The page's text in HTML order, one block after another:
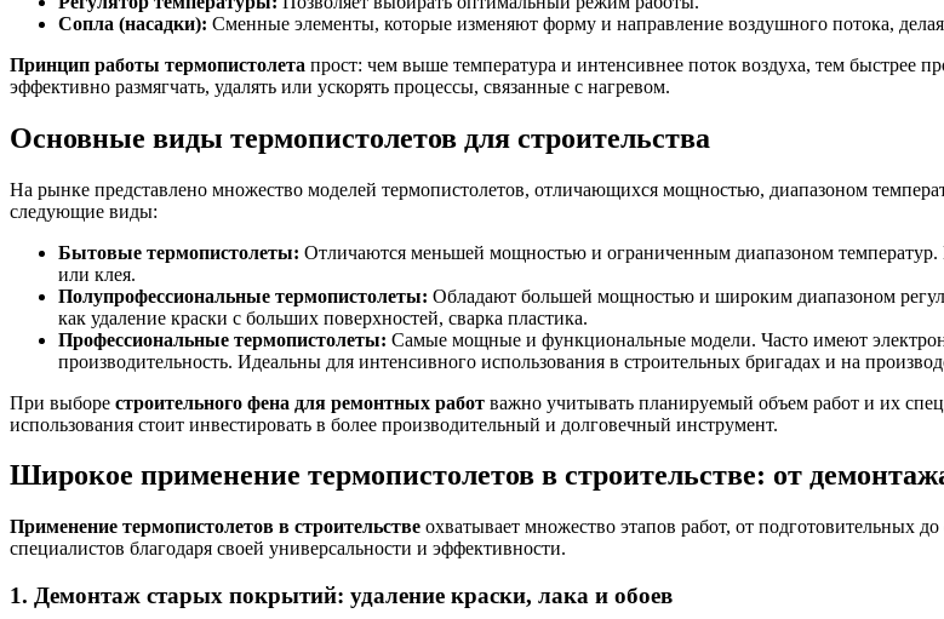
Сопла (насадки): Сменные элементы, которые изменяют форму и направление воздушного потока,
Принцип работы термопистолета прост: чем выше температура и интенсивнее поток воздуха, тем быстрее
эффективно размягчать, удалять или ускорять процессы, связанные с нагревом.
Основные виды термопистолетов для строительства
На рынке представлено множество моделей термопистолетов, отличающихся мощностью, диапазоном
следующие виды:
Бытовые термопистолеты: Отличаются меньшей мощностью и ограниченным диапазоном температур.
или клея.
Полупрофессиональные термопистолеты: Обладают большей мощностью и широким диапазоном
как удаление краски с больших поверхностей, сварка пластика.
Профессиональные термопистолеты: Самые мощные и функциональные модели. Часто имеют
производительность. Идеальны для интенсивного использования в строительных бригадах и на
При выборе строительного фена для ремонтных работ важно учитывать планируемый объем работ и их
использования стоит инвестировать в более производительный и долговечный инструмент.
Широкое применение термопистолетов в строительстве: от
Применение термопистолетов в строительстве охватывает множество этапов работ, от
специалистов благодаря своей универсальности и эффективности.
1. Демонтаж старых покрытий: удаление краски, лака и обоев